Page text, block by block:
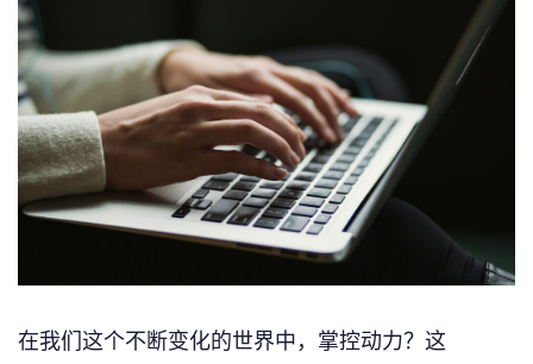
在我们这个不断变化的世界中，掌控动力？这